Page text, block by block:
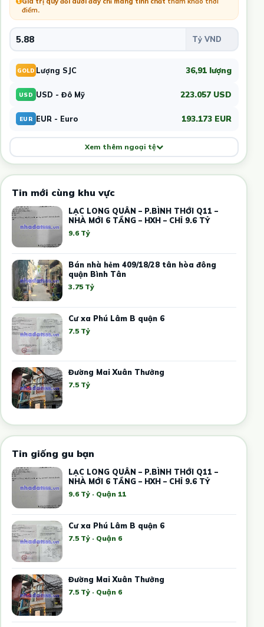
điểm.
GOLD Lượng SJC 36,91 lượng
USD USD - Đô Mỹ 223.057 USD
EUR EUR - Euro 193.173 EUR
Xem thêm ngoại tệ
Tin mới cùng khu vực
LẠC LONG QUÂN – P.BÌNH THỚI Q11 –
NHÀ MỚI 6 TẦNG – HXH – CHỈ 9.6 TỶ
9.6 Tỷ
Bán nhà hẻm 409/18/28 tân hòa đông
quận Bình Tân
3.75 Tỷ
Cư xa Phú Lâm B quận 6
7.5 Tỷ
Đường Mai Xuân Thưởng
7.5 Tỷ
Tin giống gu bạn
LẠC LONG QUÂN – P.BÌNH THỚI Q11 –
NHÀ MỚI 6 TẦNG – HXH – CHỈ 9.6 TỶ
9.6 Tỷ · Quận 11
Cư xa Phú Lâm B quận 6
7.5 Tỷ · Quận 6
Đường Mai Xuân Thưởng
7.5 Tỷ · Quận 6